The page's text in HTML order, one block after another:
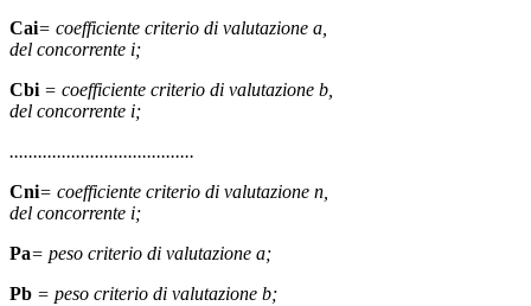
Cai= coefficiente criterio di valutazione a,
del concorrente i;
Cbi = coefficiente criterio di valutazione b,
del concorrente i;
.......................................
Cni= coefficiente criterio di valutazione n,
del concorrente i;
Pa= peso criterio di valutazione a;
Pb = peso criterio di valutazione b;